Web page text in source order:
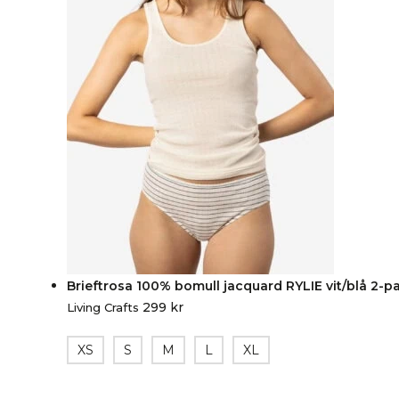
Brieftrosa 100% bomull jacquard RYLIE vit/blå 2-
Living Crafts 299 kr
XS S M L XL